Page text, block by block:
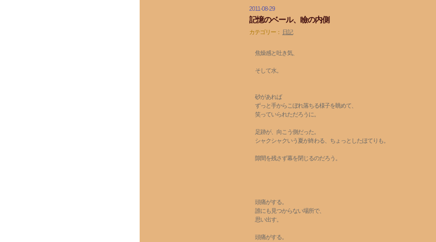
2011-08-29
記憶のベール、瞼の内側
カテゴリー： 日記
焦燥感と吐き気、
そして水。
砂があれば
ずっと手からこぼれ落ちる様子を眺めて、
笑っていられただろうに。
足跡が、向こう側だった。
シャクシャクいう夏が終わる、ちょっとしたほてりも。
隙間を残さず幕を閉じるのだろう。
頭痛がする。
誰にも見つからない場所で、
思い出す。
頭痛がする。